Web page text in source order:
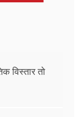
विस्तार तो